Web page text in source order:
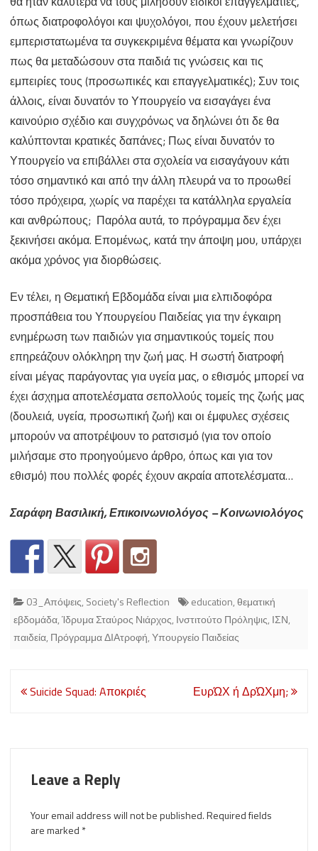
όπως διατροφολόγοι και ψυχολόγοι, που έχουν μελετήσει
εμπεριστατωμένα τα συγκεκριμένα θέματα και γνωρίζουν
πως θα μεταδώσουν στα παιδιά τις γνώσεις και τις
εμπειρίες τους (προσωπικές και επαγγελματικές); Συν τοις
άλλοις, είναι δυνατόν το Υπουργείο να εισαγάγει ένα
καινούριο σχέδιο και συγχρόνως να δηλώνει ότι δε θα
καλύπτονται κρατικές δαπάνες; Πως είναι δυνατόν το
Υπουργείο να επιβάλλει στα σχολεία να εισαγάγουν κάτι
τόσο σημαντικό και από την άλλη πλευρά να το προωθεί
τόσο πρόχειρα, χωρίς να παρέχει τα κατάλληλα εργαλεία
και ανθρώπους; Παρόλα αυτά, το πρόγραμμα δεν έχει
ξεκινήσει ακόμα. Επομένως, κατά την άποψη μου, υπάρχει
ακόμα χρόνος για διορθώσεις.
Εν τέλει, η Θεματική Εβδομάδα είναι μια ελπιδοφόρα
προσπάθεια του Υπουργείου Παιδείας για την έγκαιρη
ενημέρωση των παιδιών για σημαντικούς τομείς που
επηρεάζουν ολόκληρη την ζωή μας. Η σωστή διατροφή
είναι μέγας παράγοντας για υγεία μας, ο εθισμός μπορεί να
έχει άσχημα αποτελέσματα σεπολλούς τομείς της ζωής μας
(δουλειά, υγεία, προσωπική ζωή) και οι έμφυλες σχέσεις
μπορούν να αποτρέψουν το ρατσισμό (για τον οποίο
μιλήσαμε στο προηγούμενο άρθρο, όπως και για τον
εθισμό) που πολλές φορές έχουν ακραία αποτελέσματα…
Σαράφη Βασιλική, Επικοινωνιολόγος – Κοινωνιολόγος
03_Απόψεις, Society's Reflection education,θεματική
εβδομάδα,Ίδρυμα Σταύρος Νιάρχος, Ινστιτούτο Πρόληψις, ΙΣΝ,
παιδεία, Πρόγραμμα ΔΙΑτροφή,Υπουργείο Παιδείας
Post
Suicide Squad: Aποκριές ΕυρΏΧ ή ΔρΏΧμη;
Leave a Reply
Your email address will not be published.Required fields
are marked *